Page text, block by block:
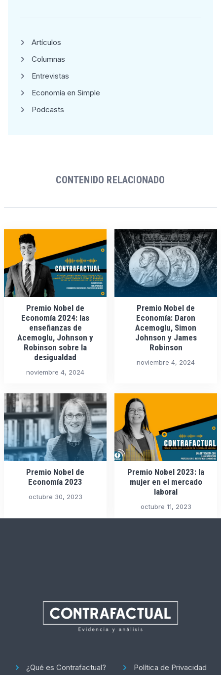
Artículos
Columnas
Entrevistas
Economía en Simple
Podcasts
CONTENIDO RELACIONADO
Premio Nobel de
Economía 2024: las
enseñanzas de
Acemoglu, Johnson y
Robinson sobre la
desigualdad
noviembre 4, 2024
Premio Nobel de
Economía: Daron
Acemoglu, Simon
Johnson y James
Robinson
noviembre 4, 2024
Premio Nobel de
Economía 2023
octubre 30, 2023
Premio Nobel 2023: la
mujer en el mercado
laboral
octubre 11, 2023
¿Qué es Contrafactual? Política de Privacidad